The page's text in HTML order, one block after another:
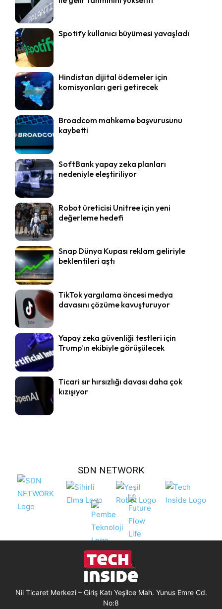
Spotify kullanıcı büyümesi yavaşladı
Hindistan dijital ödemeler için
komisyonları geri getirecek
Broadcom mahkeme başvurusunu
kaybetti
SoftBank yapay zeka planları
nedeniyle eleştiriliyor
Robot üreticisi Unitree için yeni
değerleme hedefi
Snap Dünya Kupası reklam geliriyle
beklentileri aştı
TikTok yargılama öncesi medya
davasını çözüme kavuşturuyor
Yapay zeka güvenliği testleri için
Trump’ın ekibiyle görüşülecek
Ticari sır hırsızlığı davası daha çok
kızışıyor
SDN NETWORK
Nil Ticaret Merkezi – Giriş Katı Yeşilce Mah. Yunus Emre Cd.
No:8